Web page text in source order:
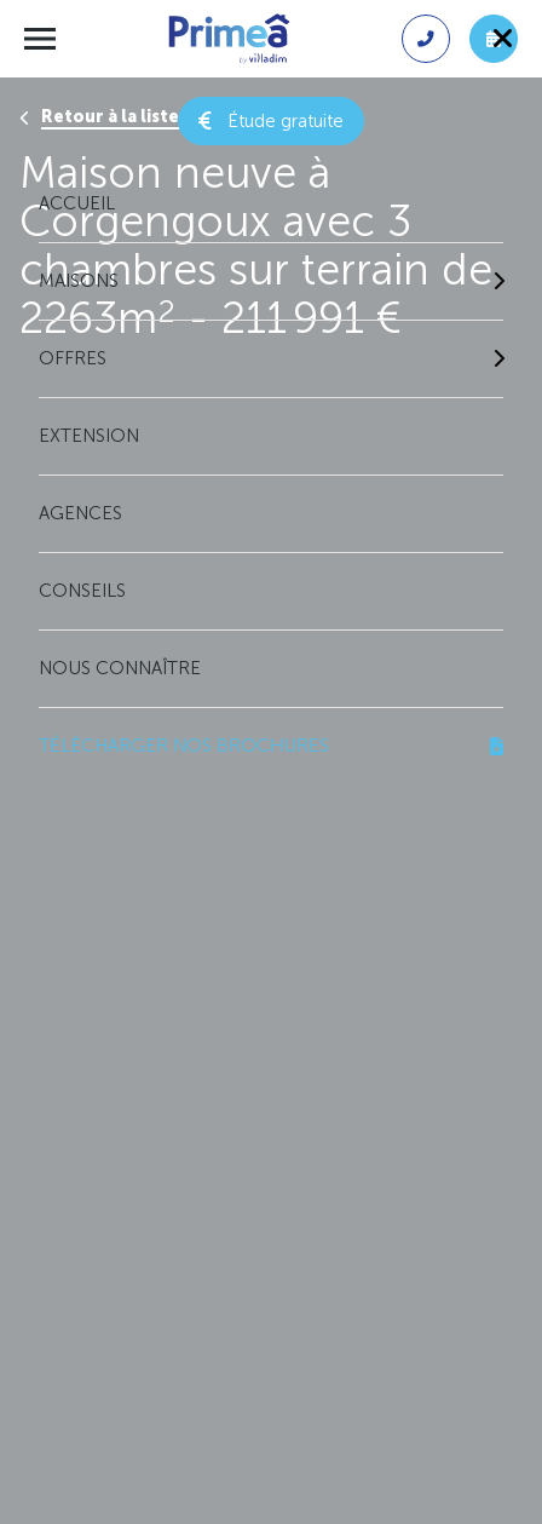
Étude gratuite
ACCUEIL
MAISONS
OFFRES
EXTENSION
AGENCES
CONSEILS
NOUS CONNAÎTRE
TÉLÉCHARGER NOS BROCHURES
Retour à la liste des résultats
Maison neuve à
Corgengoux avec 3
chambres sur terrain de
2263m2- 211 991 €